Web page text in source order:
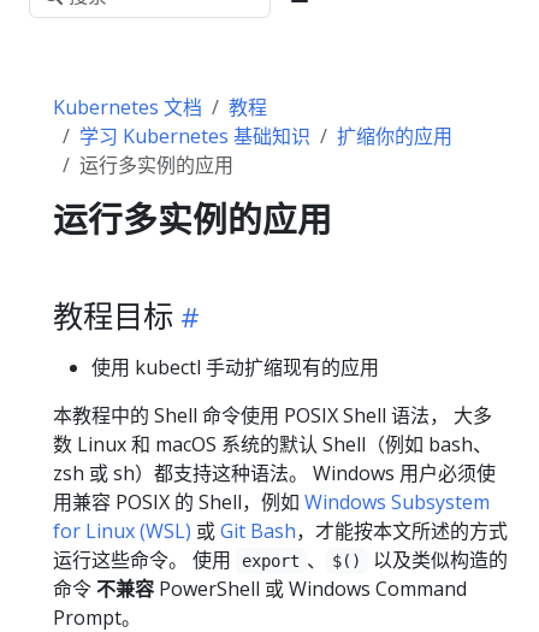
Kubernetes 文档
教程
学习 Kubernetes 基础知识
扩缩你的应用
运行多实例的应用
运行多实例的应用
教程目标
使用 kubectl 手动扩缩现有的应用
本教程中的 Shell 命令使用 POSIX Shell 语法， 大多
数 Linux 和 macOS 系统的默认 Shell（例如 bash、
zsh 或 sh）都支持这种语法。 Windows 用户必须使
用兼容 POSIX 的 Shell，例如 Windows Subsystem
for Linux (WSL) 或Git Bash，才能按本文所述的方式
运行这些命令。 使用
export 、 $()
以及类似构造的
命令不兼容 PowerShell 或 Windows Command
Prompt。